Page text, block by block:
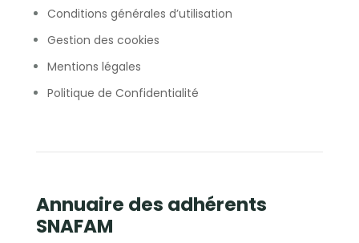
Conditions générales d’utilisation
Gestion des cookies
Mentions légales
Politique de Confidentialité
Annuaire des adhérents
SNAFAM